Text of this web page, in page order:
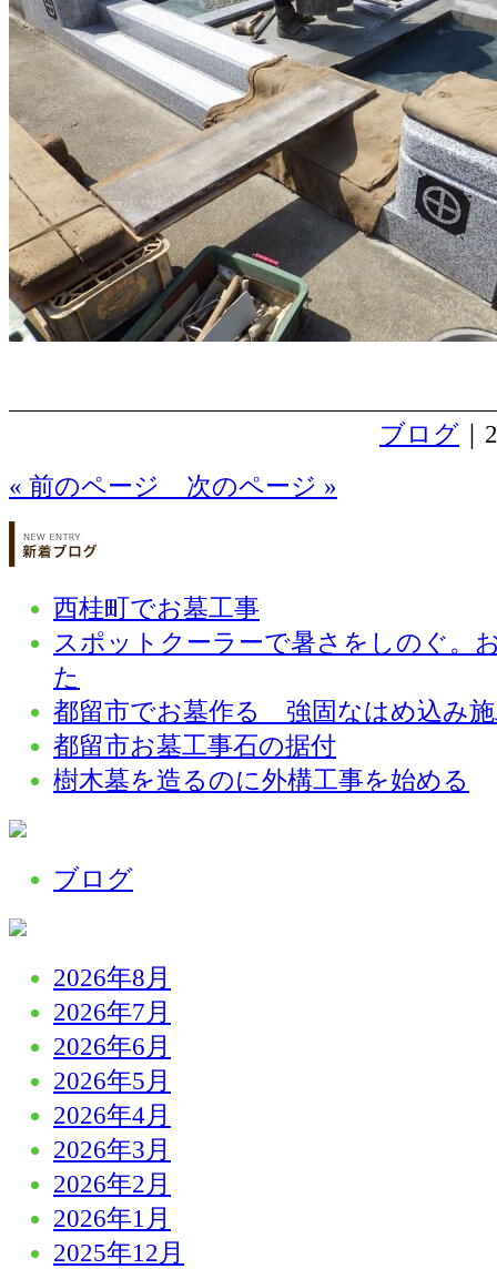
ブログ
« 前のページ
次のページ »
西桂町でお墓工事
スポットクーラーで暑さをしのぐ。
た
都留市でお墓作る 強固なはめ込み
都留市お墓工事石の据付
樹木墓を造るのに外構工事を始める
ブログ
2026年8月
2026年7月
2026年6月
2026年5月
2026年4月
2026年3月
2026年2月
2026年1月
2025年12月